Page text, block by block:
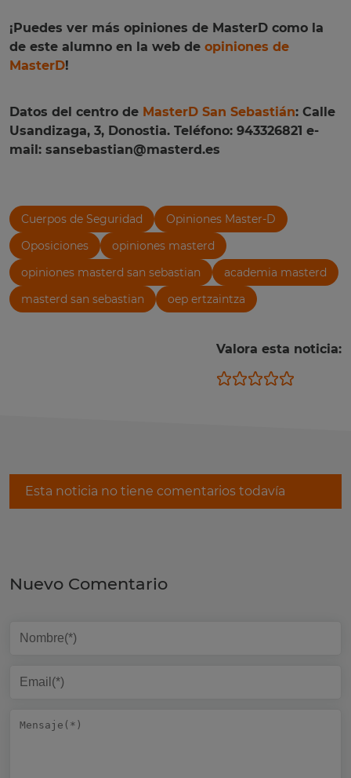
¡Puedes ver más opiniones de MasterD como la
de este alumno en la web de opiniones de
MasterD!
Datos del centro de MasterD San Sebastián: Calle
Usandizaga, 3, Donostia. Teléfono: 943326821 e-
mail: sansebastian@masterd.es
Cuerpos de Seguridad
Opiniones Master-D
Oposiciones
opiniones masterd
opiniones masterd san sebastian
academia masterd
masterd san sebastian
oep ertzaintza
Valora esta noticia:
Esta noticia no tiene comentarios todavía
Nuevo Comentario